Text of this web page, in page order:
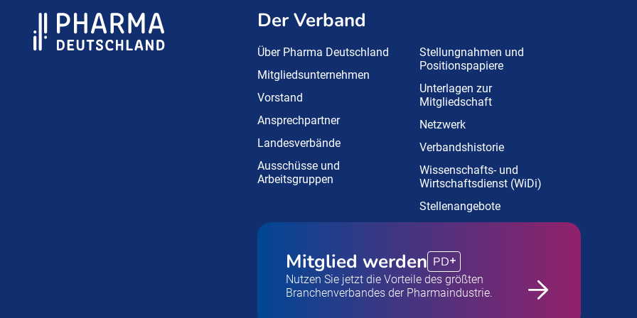
Der Verband
Über Pharma Deutschland
Mitgliedsunternehmen
Vorstand
Ansprechpartner
Landesverbände
Ausschüsse und
Arbeitsgruppen
Stellungnahmen und
Positionspapiere
Unterlagen zur
Mitgliedschaft
Netzwerk
Verbandshistorie
Wissenschafts- und
Wirtschaftsdienst (WiDi)
Stellenangebote
Mitglied werden PD
Nutzen Sie jetzt die Vorteile des größten
Branchenverbandes der Pharmaindustrie.